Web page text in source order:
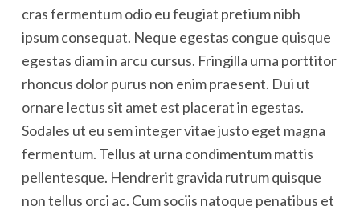
cras fermentum odio eu feugiat pretium nibh
ipsum consequat. Neque egestas congue quisque
egestas diam in arcu cursus. Fringilla urna porttitor
rhoncus dolor purus non enim praesent. Dui ut
ornare lectus sit amet est placerat in egestas.
Sodales ut eu sem integer vitae justo eget magna
fermentum. Tellus at urna condimentum mattis
pellentesque. Hendrerit gravida rutrum quisque
non tellus orci ac. Cum sociis natoque penatibus et